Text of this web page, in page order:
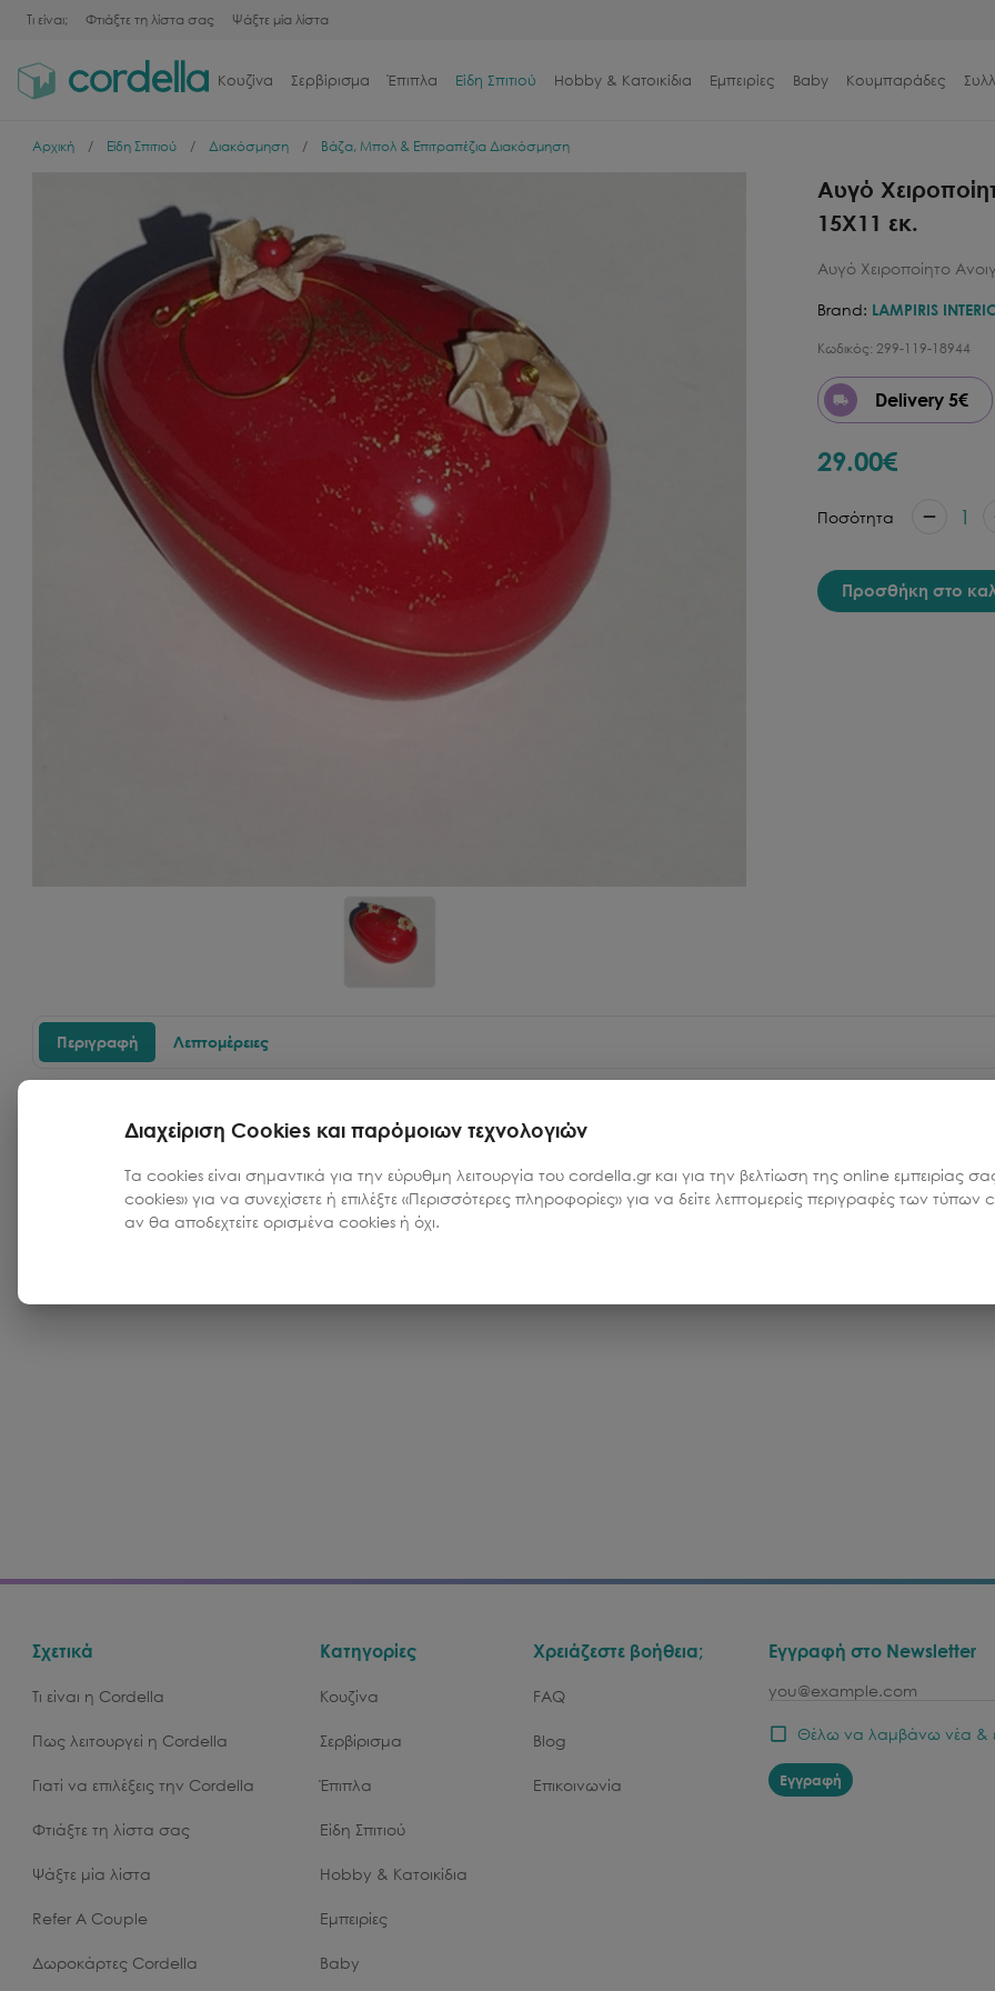
Τι είναι; Φτιάξτε τη λίστα σας Ψάξτε μία λίστα
Κουζίνα Σερβίρισμα Έπιπλα Είδη Σπιτιού Hobby & Κατοικίδια Εμπειρίες Baby Κουμπαράδες
Αρχική Είδη Σπιτιού Διακόσμηση Βάζα, Μπολ & Επιτραπέζια Διακόσμηση
Αυγό
15X11 εκ.
Αυγό Χειροποίητο
Brand: LAMPIRIS
Κωδικός: 299-119-18944
Delivery 5€
29.00€
Ποσότητα 1
Προσθήκη στο
Περιγραφή Λεπτομέρειες
Σχετικά
Τι είναι η Cordella
Πως λειτουργεί η Cordella
Γιατί να επιλέξεις την Cordella
Φτιάξτε τη λίστα σας
Ψάξτε μία λίστα
Refer A Couple
Δωροκάρτες Cordella
Κατηγορίες
Κουζίνα
Σερβίρισμα
Έπιπλα
Είδη Σπιτιού
Hobby & Κατοικίδια
Εμπειρίες
Baby
Χρειάζεστε βοήθεια;
FAQ
Blog
Επικοινωνία
Εγγραφή στο Newsletter
email
Θέλω να λαμβάνω νέα &
Εγγραφή
Διαχείριση Cookies και παρόμοιων τεχνολογιών
Τα cookies είναι σημαντικά για την εύρυθμη λειτουργία του cordella.gr και για την βελτίωση της online εμπειρίας
cookies» για να συνεχίσετε ή επιλέξτε «Περισσότερες πληροφορίες» για να δείτε λεπτομερείς περιγραφές των τύπων
αν θα αποδεχτείτε ορισμένα cookies ή όχι.